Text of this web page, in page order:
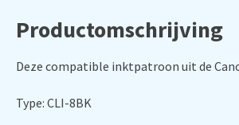
Productomschrijving
Deze compatible inktpatroon uit de
Type: CLI-8BK